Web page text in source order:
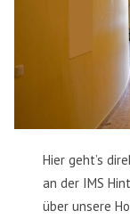
Hier geht’s
an der IMS
über unsere